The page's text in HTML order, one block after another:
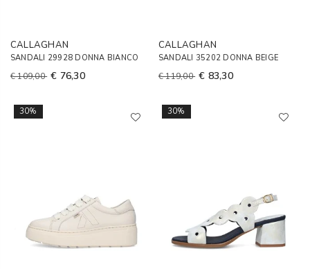
CALLAGHAN
SANDALI 29928 DONNA BIANCO
€ 109,00 € 76,30
CALLAGHAN
SANDALI 35202 DONNA BEIGE
€ 119,00 € 83,30
30% 30%